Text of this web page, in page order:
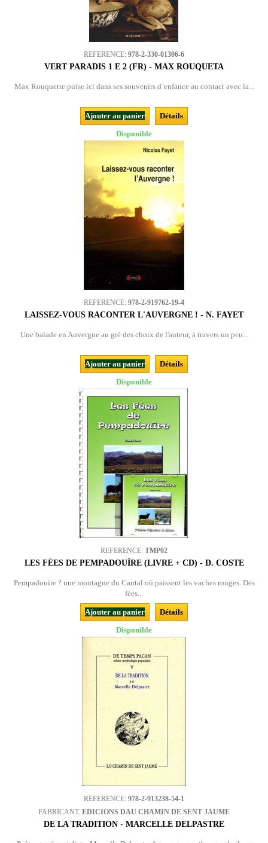
REFERENCE: 978-2-330-01306-6
VERT PARADIS 1 E 2 (FR) - MAX ROUQUETA
Max Rouquette puise ici dans ses souvenirs d’enfance au contact avec la...
Ajouter au panier
Détails
Disponible
REFERENCE: 978-2-919762-19-4
LAISSEZ-VOUS RACONTER L'AUVERGNE ! - N. FAYET
Une balade en Auvergne au gré des choix de l'auteur, à travers un peu...
Ajouter au panier
Détails
Disponible
REFERENCE: TMP02
LES FÉES DE PEMPADOUÏRE (LIVRE + CD) - D. COSTE
Pempadouïre ? une montagne du Cantal où paissent les vaches rouges. Des
fées...
Ajouter au panier
Détails
Disponible
REFERENCE: 978-2-913238-54-1
FABRICANT: EDICIONS DAU CHAMIN DE SENT JAUME
DE LA TRADITION - MARCELLE DELPASTRE